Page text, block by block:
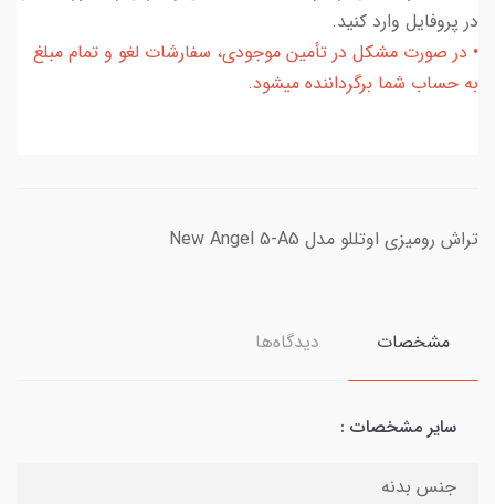
در پروفایل وارد کنید.
• در صورت مشکل در تأمین موجودی، سفارشات لغو و تمام مبلغ
به حساب شما برگرداننده میشود.
تراش رومیزی اوتللو مدل New Angel 5-A5
مشخصات دیدگاه‌ها
سایر مشخصات :
جنس بدنه